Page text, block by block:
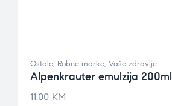
Ostalo, Robne marke, Vaše zdravlje
Alpenkrauter emulzija 200ml
11.00 KM